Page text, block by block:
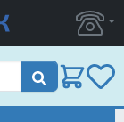
Пошук